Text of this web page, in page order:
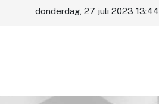
donderdag, 27 juli 2023 13:44